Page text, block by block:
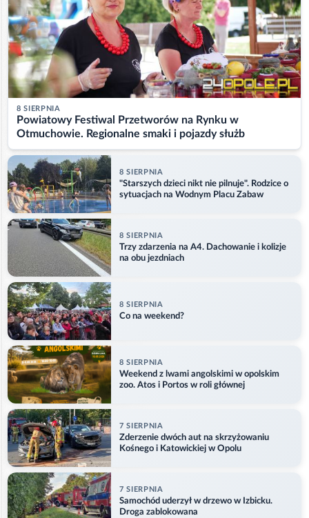
8 SIERPNIA
Powiatowy Festiwal Przetworów na Rynku w
Otmuchowie. Regionalne smaki i pojazdy służb
8 SIERPNIA
"Starszych dzieci nikt nie pilnuje". Rodzice o
sytuacjach na Wodnym Placu Zabaw
8 SIERPNIA
Trzy zdarzenia na A4. Dachowanie i kolizje
na obu jezdniach
8 SIERPNIA
Co na weekend?
8 SIERPNIA
Weekend z lwami angolskimi w opolskim
zoo. Atos i Portos w roli głównej
7 SIERPNIA
Zderzenie dwóch aut na skrzyżowaniu
Kośnego i Katowickiej w Opolu
7 SIERPNIA
Samochód uderzył w drzewo w Izbicku.
Droga zablokowana